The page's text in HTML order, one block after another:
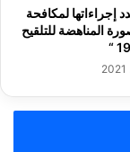
إجراءاتها لمكافحة
المناهضة للتلقيح